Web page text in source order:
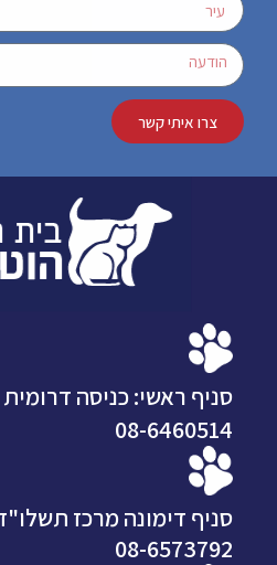
צרו איתי קשר
סניף ראשי: כניסה דרומית
08-6460514
סניף דימונה מרכז תשלו"ז
08-6573792